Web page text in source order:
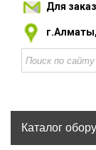
Для
Каталог